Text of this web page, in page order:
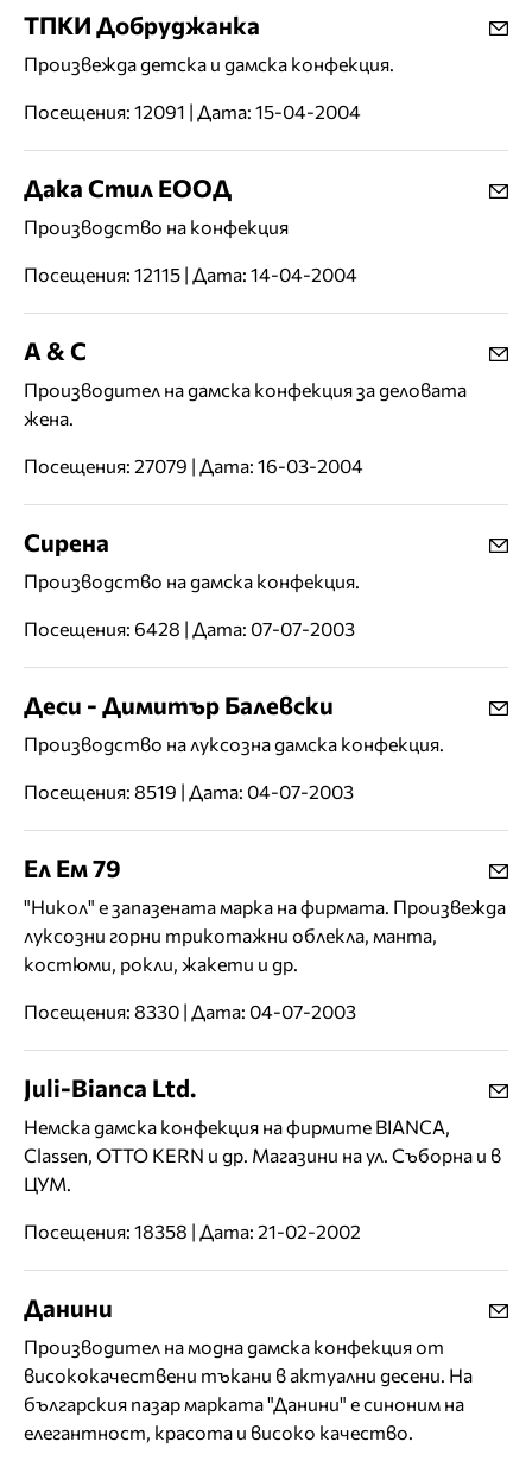
ТПКИ Добруджанка
Произвежда детска и дамска конфекция.
Посещения: 12091 | Дата: 15-04-2004
Дака Стил ЕООД
Производство на конфекция
Посещения: 12115 | Дата: 14-04-2004
А & С
Производител на дамска конфекция за деловата
жена.
Посещения: 27079 | Дата: 16-03-2004
Сирена
Производство на дамска конфекция.
Посещения: 6428 | Дата: 07-07-2003
Деси - Димитър Балевски
Производство на луксозна дамска конфекция.
Посещения: 8519 | Дата: 04-07-2003
Ел Ем 79
"Никол" е запазената марка на фирмата. Произвежда
луксозни горни трикотажни облекла, манта,
костюми, рокли, жакети и др.
Посещения: 8330 | Дата: 04-07-2003
Juli-Bianca Ltd.
Немска дамска конфекция на фирмите BIANCA,
Classen, OTTO KERN и др. Магазини на ул. Съборна и в
ЦУМ.
Посещения: 18358 | Дата: 21-02-2002
Данини
Производител на модна дамска конфекция от
висококачествени тъкани в актуални десени. На
българския пазар марката "Данини" е синоним на
елегантност, красота и високо качество.